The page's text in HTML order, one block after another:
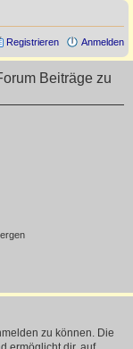
Anmelden
Registrieren
Beiträge zu
zu können. Die